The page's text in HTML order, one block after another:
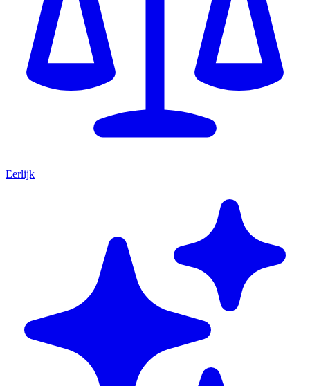
Eerlijk